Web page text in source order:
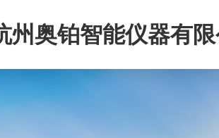
州奥铂智能仪器有